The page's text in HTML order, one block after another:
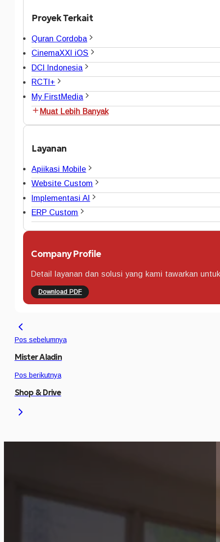
Proyek Terkait
Quran Cordoba
CinemaXXI iOS
DCI Indonesia
RCTI+
My FirstMedia
Muat Lebih Banyak
Layanan
Apiikasi Mobile
Website Custom
Implementasi AI
ERP Custom
Company Profile
Detail layanan dan solusi yang kami tawarkan
Download PDF
Pos sebelumnya
Mister Aladin
Pos berikutnya
Shop & Drive
Mari bahas bagaimana pendekatan serupa